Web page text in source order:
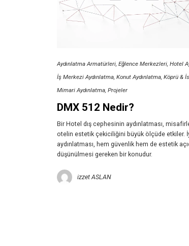
Aydınlatma Armatürleri Eğlence Merkezleri Hotel
İş Merkezi Aydınlatma Konut Aydınlatma Köprü &
Mimari Aydınlatma Projeler
DMX 512 Nedir?
Bir Hotel dış cephesinin aydınlatması,
otelin estetik çekiciliğini büyük ölçüde etkiler.
aydınlatması, hem güvenlik hem de estetik
düşünülmesi gereken bir konudur.
izzet ASLAN